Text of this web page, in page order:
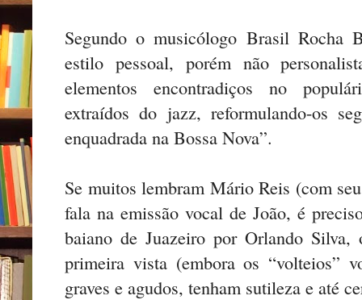
Segundo o musicólogo Brasil Rocha
estilo pessoal, porém não
elementos encontradiços no
extraídos do jazz, reformulando-os
enquadrada na Bossa Nova”.
Se muitos lembram Mário Reis (com
fala na emissão vocal de João, é
baiano de Juazeiro por Orlando Silva,
primeira vista (embora os “volteios”
graves e agudos, tenham sutileza e até